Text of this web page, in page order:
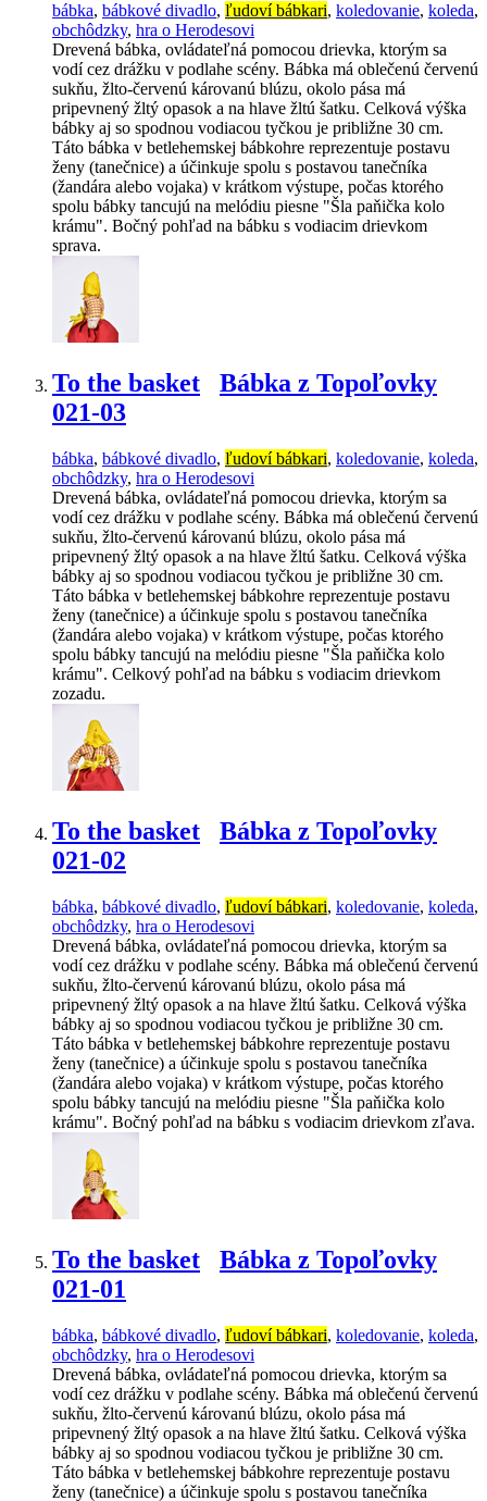
bábka, bábkové divadlo, ľudoví bábkari, koledovanie, koleda,
obchôdzky, hra o Herodesovi
Drevená bábka, ovládateľná pomocou drievka, ktorým sa
vodí cez drážku v podlahe scény. Bábka má oblečenú červenú
sukňu, žlto-červenú károvanú blúzu, okolo pása má
pripevnený žltý opasok a na hlave žltú šatku. Celková výška
bábky aj so spodnou vodiacou tyčkou je približne 30 cm.
Táto bábka v betlehemskej bábkohre reprezentuje postavu
ženy (tanečnice) a účinkuje spolu s postavou tanečníka
(žandára alebo vojaka) v krátkom výstupe, počas ktorého
spolu bábky tancujú na melódiu piesne "Šla paňička kolo
krámu". Bočný pohľad na bábku s vodiacim drievkom
sprava.
To the basket
Bábka z Topoľovky
021-03
bábka, bábkové divadlo, ľudoví bábkari, koledovanie, koleda,
obchôdzky, hra o Herodesovi
Drevená bábka, ovládateľná pomocou drievka, ktorým sa
vodí cez drážku v podlahe scény. Bábka má oblečenú červenú
sukňu, žlto-červenú károvanú blúzu, okolo pása má
pripevnený žltý opasok a na hlave žltú šatku. Celková výška
bábky aj so spodnou vodiacou tyčkou je približne 30 cm.
Táto bábka v betlehemskej bábkohre reprezentuje postavu
ženy (tanečnice) a účinkuje spolu s postavou tanečníka
(žandára alebo vojaka) v krátkom výstupe, počas ktorého
spolu bábky tancujú na melódiu piesne "Šla paňička kolo
krámu". Celkový pohľad na bábku s vodiacim drievkom
zozadu.
To the basket
Bábka z Topoľovky
021-02
bábka, bábkové divadlo, ľudoví bábkari, koledovanie, koleda,
obchôdzky, hra o Herodesovi
Drevená bábka, ovládateľná pomocou drievka, ktorým sa
vodí cez drážku v podlahe scény. Bábka má oblečenú červenú
sukňu, žlto-červenú károvanú blúzu, okolo pása má
pripevnený žltý opasok a na hlave žltú šatku. Celková výška
bábky aj so spodnou vodiacou tyčkou je približne 30 cm.
Táto bábka v betlehemskej bábkohre reprezentuje postavu
ženy (tanečnice) a účinkuje spolu s postavou tanečníka
(žandára alebo vojaka) v krátkom výstupe, počas ktorého
spolu bábky tancujú na melódiu piesne "Šla paňička kolo
krámu". Bočný pohľad na bábku s vodiacim drievkom zľava.
To the basket
Bábka z Topoľovky
021-01
bábka, bábkové divadlo, ľudoví bábkari, koledovanie, koleda,
obchôdzky, hra o Herodesovi
Drevená bábka, ovládateľná pomocou drievka, ktorým sa
vodí cez drážku v podlahe scény. Bábka má oblečenú červenú
sukňu, žlto-červenú károvanú blúzu, okolo pása má
pripevnený žltý opasok a na hlave žltú šatku. Celková výška
bábky aj so spodnou vodiacou tyčkou je približne 30 cm.
Táto bábka v betlehemskej bábkohre reprezentuje postavu
ženy (tanečnice) a účinkuje spolu s postavou tanečníka